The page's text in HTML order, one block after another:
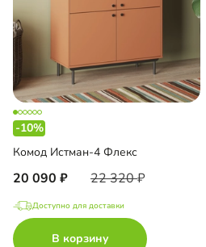
-10%
Комод Истман-4 Флекс
20 090 22 320
Доступно для доставки
В корзину